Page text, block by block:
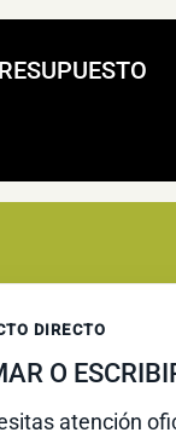
DIRECTO
O
atención